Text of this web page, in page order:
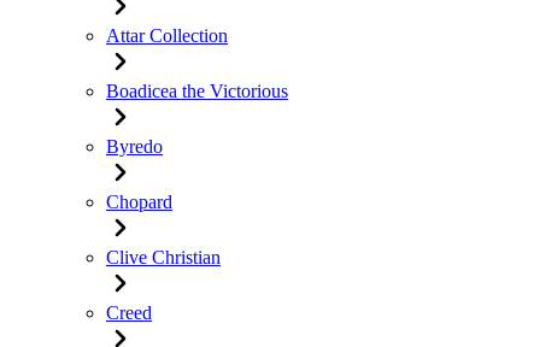
Attar Collection
Boadicea the Victorious
Byredo
Chopard
Clive Christian
Creed